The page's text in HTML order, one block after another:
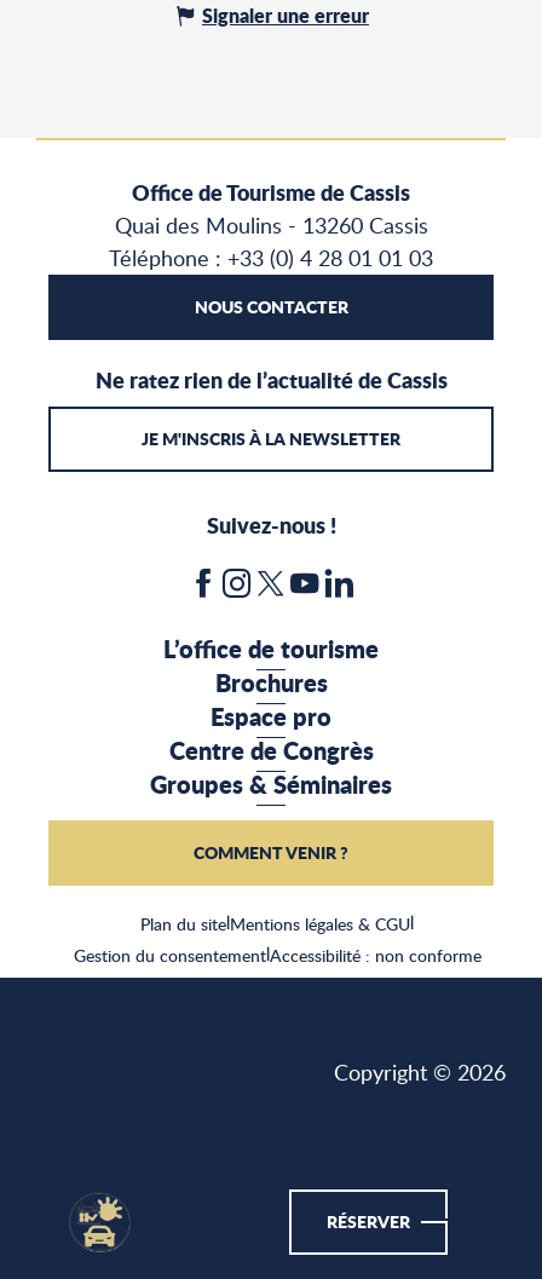
CASSIS MALIN RÉSERVER
Signaler une erreur
Office de Tourisme de Cassis
Quai des Moulins - 13260 Cassis
Téléphone : +33 (0) 4 28 01 01 03
NOUS CONTACTER
Ne ratez rien de l’actualité de Cassis
JE M'INSCRIS À LA NEWSLETTER
Suivez-nous !
Plan du site|Mentions légales & CGU|
Gestion du consentement|Accessibilité : non conforme
L’office de tourisme
Brochures
Espace pro
Centre de Congrès
Groupes & Séminaires
COMMENT VENIR ?
Copyright © 2026